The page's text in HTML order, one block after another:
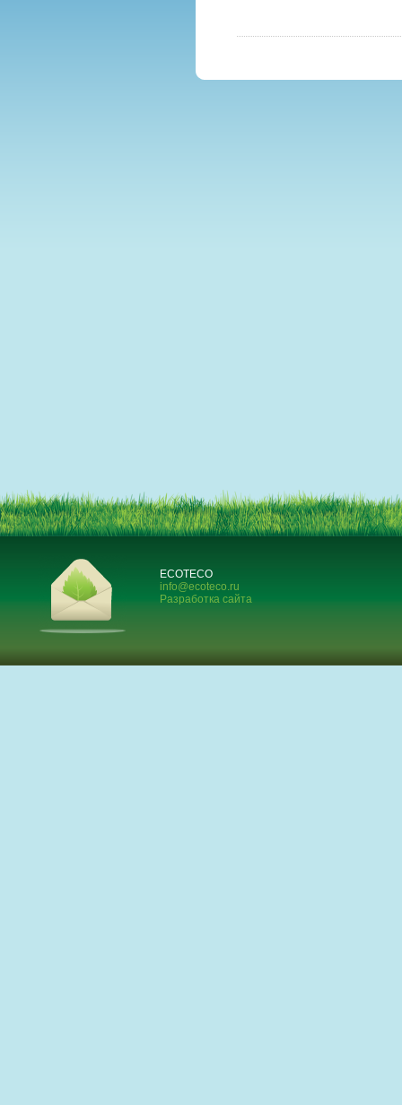
ECOTECO
info@ecoteco.ru
Разработка сайта